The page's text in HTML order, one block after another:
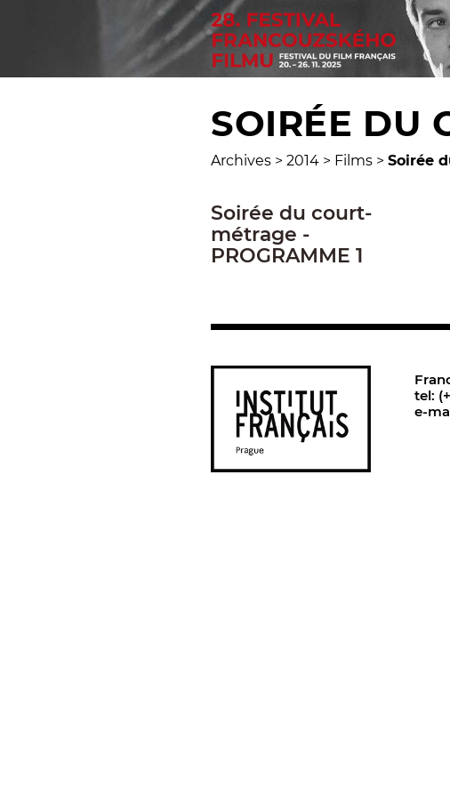
SOIRÉE DU
Archives > 2014 > Films > Soirée
Soirée du court-
métrage -
PROGRAMME 1
tel:
e-